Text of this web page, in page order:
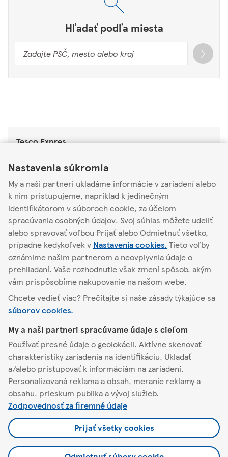
Nastavenia súkromia
My a naši partneri ukladáme informácie v zariadení alebo
k nim pristupujeme, napríklad k jedinečným
identifikátorom v súboroch cookie, za účelom
spracúvania osobných údajov. Svoj súhlas môžete udeliť
alebo spravovať voľbou Prijať alebo Odmietnuť všetko,
prípadne kedykoľvek v Nastavenia cookies. Tieto voľby
oznámime našim partnerom a neovplyvnia údaje o
prehliadaní. Vaše rozhodnutie však zmení spôsob, akým
vám prispôsobíme nakupovanie na našom webe.
Chcete vedieť viac? Prečítajte si naše zásady týkajúce sa
súborov cookies.
My a naši partneri spracúvame údaje s cieľom
Používať presné údaje o geolokácii. Aktívne skenovať
charakteristiky zariadenia na identifikáciu. Ukladať
a/alebo pristupovať k informáciám na zariadení.
Personalizovaná reklama a obsah, meranie reklamy a
obsahu, prieskum publika a vývoj služieb.
Zodpovednosť za firemné údaje
Prijať všetky cookies
Hľadať podľa miesta
Tesco Expres
Skladná 1
04414
Zatvorené -Otvára o 06:00
Podrobnosti o obchode
Čaňa
O Tescu
Pomoc a kontakt
Naša ponuka
Pravidlá a nastavenia